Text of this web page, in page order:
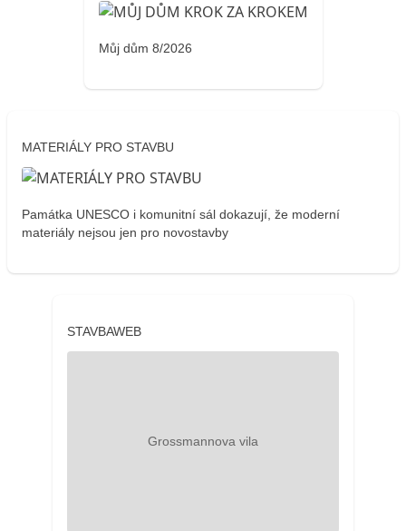
Můj dům 8/2026
MATERIÁLY PRO STAVBU
Památka UNESCO i komunitní sál dokazují, že moderní
materiály nejsou jen pro novostavby
STAVBAWEB